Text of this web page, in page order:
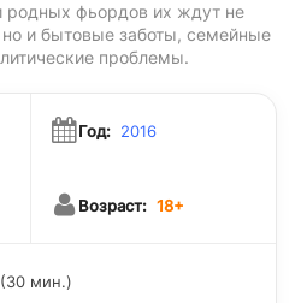
родных фьордов их ждут не
и бытовые заботы, семейные
проблемы.
Год: 2016
Возраст: 18+
мин.)